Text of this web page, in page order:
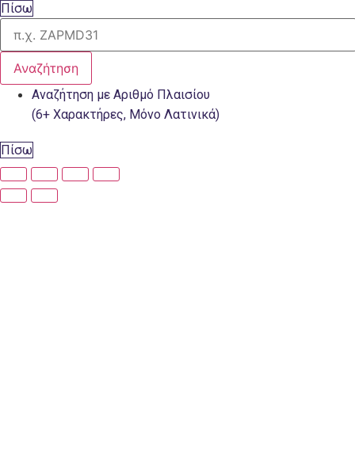
Πίσω
Αναζήτηση
Αναζήτηση με Αριθμό Πλαισίου
(6+ Χαρακτήρες, Μόνο Λατινικά)
Πίσω